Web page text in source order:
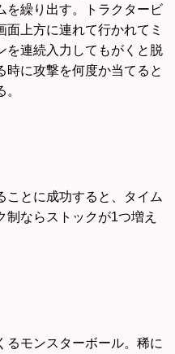
を繰り出す。トラクタービ
上方に連れて行かれてミ
を連続入力してもがくと脱
時に攻撃を何度か当てると
ことに成功すると、タイム
ならストックが1つ増え
るモンスターボール。稀に